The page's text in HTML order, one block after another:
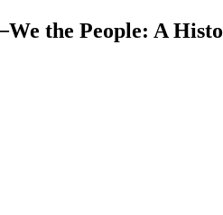
the People: A